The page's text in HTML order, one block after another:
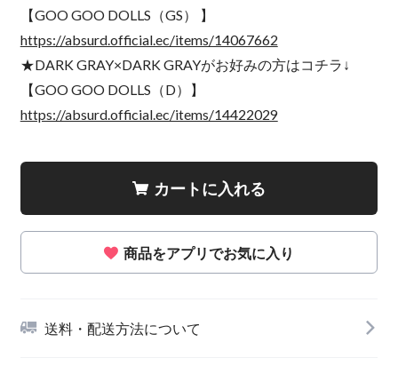
【GOO GOO DOLLS（GS） 】
https://absurd.official.ec/items/14067662
★DARK GRAY×DARK GRAYがお好みの方はコチラ↓
【GOO GOO DOLLS（D）】
https://absurd.official.ec/items/14422029
カートに入れる
商品をアプリでお気に入り
送料・配送方法について